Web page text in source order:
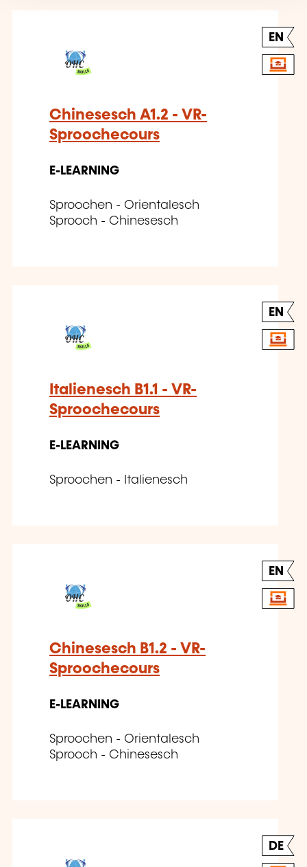
EN
Chinesesch A1.2 - VR-
Sproochecours
E-LEARNING
Sproochen - Orientalesch
Sprooch - Chinesesch
EN
Italienesch B1.1 - VR-
Sproochecours
E-LEARNING
Sproochen - Italienesch
EN
Chinesesch B1.2 - VR-
Sproochecours
E-LEARNING
Sproochen - Orientalesch
Sprooch - Chinesesch
DE